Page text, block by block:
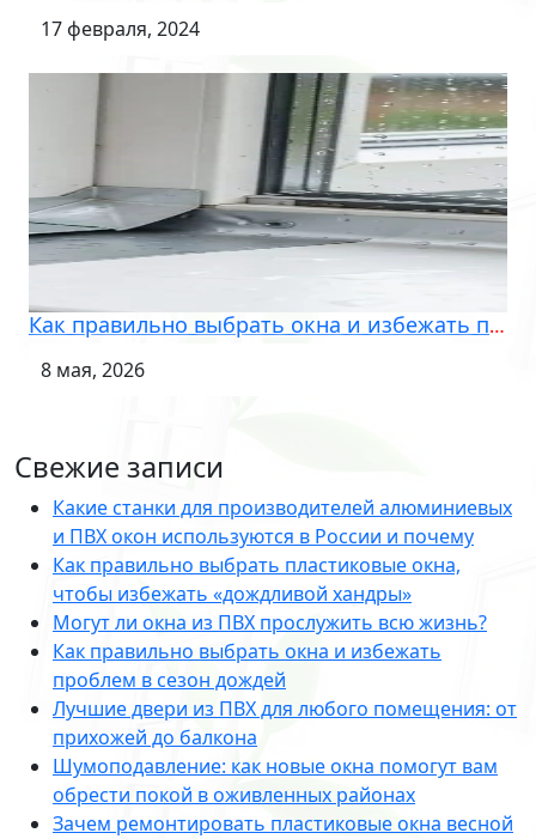
17 февраля, 2024
Как правильно выбрать окна и избежать проблем в сезон дождей
8 мая, 2026
Свежие записи
Какие станки для производителей алюминиевых
и ПВХ окон используются в России и почему
Как правильно выбрать пластиковые окна,
чтобы избежать «дождливой хандры»
Могут ли окна из ПВХ прослужить всю жизнь?
Как правильно выбрать окна и избежать
проблем в сезон дождей
Лучшие двери из ПВХ для любого помещения: от
прихожей до балкона
Шумоподавление: как новые окна помогут вам
обрести покой в оживленных районах
Зачем ремонтировать пластиковые окна весной